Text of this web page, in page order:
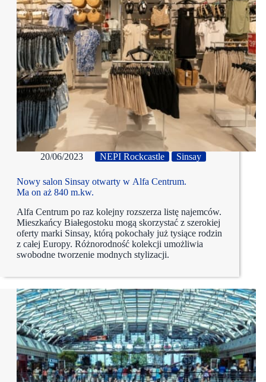
20/06/2023 NEPI Rockcastle Sinsay
Nowy salon Sinsay otwarty w Alfa Centrum.
Ma on aż 840 m.kw.
Alfa Centrum po raz kolejny rozszerza listę najemców.
Mieszkańcy Białegostoku mogą skorzystać z szerokiej
oferty marki Sinsay, którą pokochały już tysiące rodzin
z całej Europy. Różnorodność kolekcji umożliwia
swobodne tworzenie modnych stylizacji.